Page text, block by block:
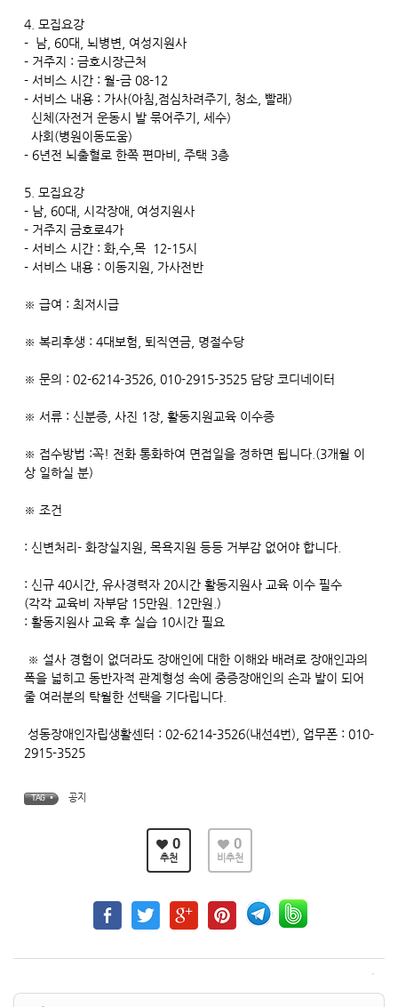
4. 모집요강
- 남, 60대, 뇌병변, 여성지원사
- 거주지 : 금호시장근처
- 서비스 시간 : 월-금 08-12
- 서비스 내용 : 가사(아침,점심차려주기, 청소, 빨래)
신체(자전거 운동시 발 묶어주기, 세수)
사회(병원이동도움)
- 6년전 뇌출혈로 한쪽 편마비, 주택 3층
5. 모집요강
- 남, 60대, 시각장애, 여성지원사
- 거주지 금호로4가
- 서비스 시간 : 화,수,목 12-15시
- 서비스 내용 : 이동지원, 가사전반
※ 급여 : 최저시급
※ 복리후생 : 4대보험, 퇴직연금, 명절수당
※ 문의 : 02-6214-3526, 010-2915-3525 담당 코디네이터
※ 서류 : 신분증, 사진 1장, 활동지원교육 이수증
※ 접수방법 :꼭! 전화 통화하여 면접일을 정하면 됩니다.(3개월 이
상 일하실 분)
※ 조건
: 신변처리- 화장실지원, 목욕지원 등등 거부감 없어야 합니다.
: 신규 40시간, 유사경력자 20시간 활동지원사 교육 이수 필수
(각각 교육비 자부담 15만원. 12만원.)
: 활동지원사 교육 후 실습 10시간 필요
※ 설사 경험이 없더라도 장애인에 대한 이해와 배려로 장애인과의
폭을 넓히고 동반자적 관계형성 속에 중증장애인의 손과 발이 되어
줄 여러분의 탁월한 선택을 기다립니다.
성동장애인자립생활센터 : 02-6214-3526(내선4번), 업무폰 : 010-
2915-3525
TAG • 공지
0
추천
0
비추천